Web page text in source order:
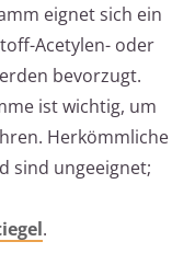
eignet sich ein
Acetylen- oder
bevorzugt.
ist wichtig, um
Herkömmliche
sind ungeeignet;
.